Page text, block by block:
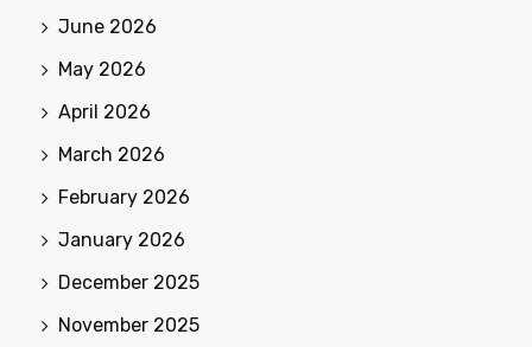
June 2026
May 2026
April 2026
March 2026
February 2026
January 2026
December 2025
November 2025